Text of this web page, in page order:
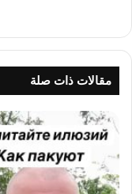
مقالات ذات صلة